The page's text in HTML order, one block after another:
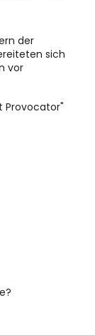
der
sich
vor
Provocator"